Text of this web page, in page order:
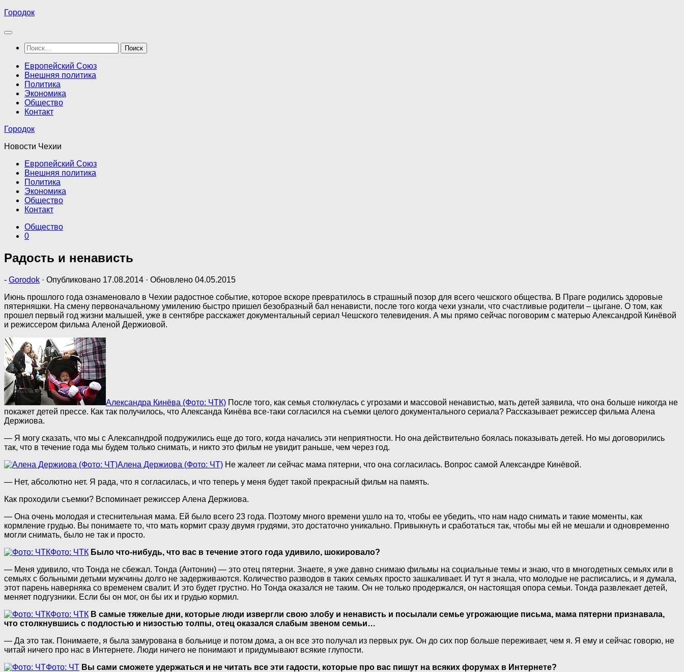
Перейти
содержимому
Городок
Найти:
Европейский Союз
Внешняя политика
Политика
Экономика
Общество
Контакт
Городок
Новости Чехии
Европейский Союз
Внешняя политика
Политика
Экономика
Общество
Контакт
Общество
0
Радость и ненависть
- Gorodok · Опубликовано 17.08.2014 · Обновлено 04.05.2015
Июнь прошлого года ознаменовало в Чехии радостное событие, которое вскоре превратилось в страшный позор для всего чешского общества. В Праге родились здоровые
пятерняшки. На смену первоначальному умилению быстро пришел безобразный бал ненависти, после того когда чехи узнали, что счастливые родители – цыгане. О том, как
прошел первый год жизни малышей, уже в сентябре расскажет документальный сериал Чешского телевидения. А мы прямо сейчас поговорим с матерью Александрой Кинёвой
и режиссером фильма Аленой Держиовой.
Александра Кинёва (Фото: ЧТК) После того, как семья столкнулась с угрозами и массовой ненавистью, мать детей заявила, что она больше никогда не
покажет детей прессе. Как так получилось, что Александа Кинёва все-таки согласился на съемки целого документального сериала? Рассказывает режиссер фильма Алена
Держиова.
— Я могу сказать, что мы с Алексапндрой подружились еще до того, когда начались эти неприятности. Но она действительно боялась показывать детей. Но мы договорились
так, что в течение года мы будем только снимать, и никто это фильм не увидит раньше, чем через год.
Алена Держиова (Фото: ЧТ) Не жалеет ли сейчас мама пятерни, что она согласилась. Вопрос самой Александре Кинёвой.
— Нет, абсолютно нет. Я рада, что я согласилась, и что теперь у меня будет такой прекрасный фильм на память.
Как проходили съемки? Вспоминает режиссер Алена Держиова.
— Она очень молодая и стеснительная мама. Ей было всего 23 года. Поэтому много времени ушло на то, чтобы ее убедить, что нам надо снимать и такие моменты, как
кормление грудью. Вы понимаете то, что мать кормит сразу двумя грудями, это достаточно уникально. Привыкнуть и сработаться так, чтобы мы ей не мешали и одновременно
могли снимать, было не так и просто.
Фото: ЧТК Было что-нибудь, что вас в течение этого года удивило, шокировало?
— Меня удивило, что Тонда не сбежал. Тонда (Антонин) — это отец пятерни. Знаете, я уже давно снимаю фильмы на социальные темы и знаю, что в многодетных семьях или в
семьях с больными детьми мужчины долго не задерживаются. Количество разводов в таких семьях просто зашкаливает. И тут я знала, что молодые не расписались, и я думала,
этот парень наверняка со временем свалит. И это будет грустно. Но Тонда оказался не таким. Он не только продержался, он настоящая опора семьи. Тонда развлекает детей,
меняет подгузники. Если бы он мог, он бы их и грудью кормил.
Фото: ЧТК В самые тяжелые дни, которые люди извергли свою злобу и ненависть и посылали семье угрожающие письма, мама пятерни признавала,
что столкнувшись с подлостью и низостью толпы, отец оказался слабым звеном семьи…
— Да это так. Понимаете, я была замурована в больнице и потом дома, а он все это получал из первых рук. Он до сих пор больше переживает, чем я. Я ему и сейчас говорю, не
читай ничего про нас в Интернете. Люди ничего не понимают и придумывают всякие глупости.
Фото: ЧТ Вы сами сможете удержаться и не читать все эти гадости, которые про вас пишут на всяких форумах в Интернете?